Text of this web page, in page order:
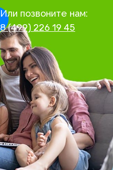
Или позвоните нам:
8 (499) 226 19 45